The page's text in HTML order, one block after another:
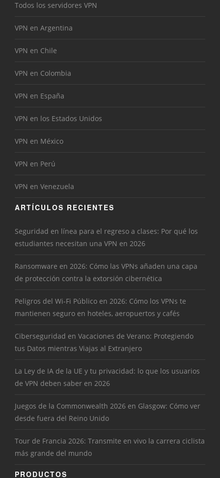
Todos los servidores VPN
VPN en Argentina
VPN en Chile
VPN en Colombia
VPN en España
VPN en los Estados Unidos
VPN en México
VPN en Perú
VPN en Venezuela
ARTÍCULOS RECIENTES
Seguridad en línea para el regreso a clases: Por qué los
estudiantes necesitan una VPN en 2026
Ransomware en 2026: Cómo las VPNs añaden una capa
de protección contra la extorsión cibernética
Peligros del Wi-Fi Público en 2026: Cómo los VPNs te
mantienen seguro en hoteles, aeropuertos y cafés
Ciberseguridad en Vacaciones de Verano: Protegiendo
tus Datos mientras Viajas al Extranjero
La Ley de IA de la UE y tu privacidad: lo que los usuarios
de VPN deben saber en 2026
Juegos de la Commonwealth 2026 en Glasgow: Cómo ver
desde fuera del Reino Unido
Tour de Francia 2026: Transmite en vivo la carrera ciclista
más grande del mundo
PRODUCTOS